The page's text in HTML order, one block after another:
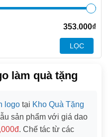
353.000₫
LỌC
làm quà tặng
logo tại Kho Quà Tặng
sản phẩm với giá dao
. Chế tác từ các